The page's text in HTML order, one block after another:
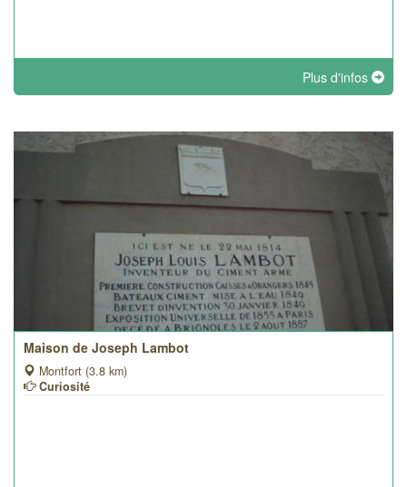
Plus d'infos
Maison de Joseph Lambot
Montfort (3.8 km)
Curiosité